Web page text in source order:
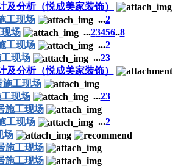
及分析（悦成美家装饰）
工现场 ...2
场 ...23456..8
工现场 ...2
现场 ...23
及分析（悦成美家装饰）
施工现场
现场 ...23
施工现场
工现场 ...2
场
施工现场
施工现场